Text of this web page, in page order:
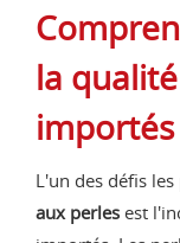
la
importés
L'un des défis
aux perles est